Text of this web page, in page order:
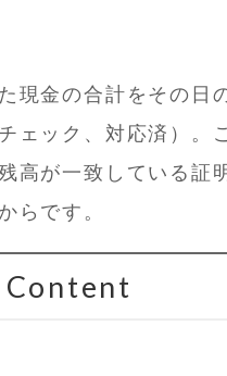
現金の合計をその日
ェック、対応済）。
高が一致している証
らです。
Content